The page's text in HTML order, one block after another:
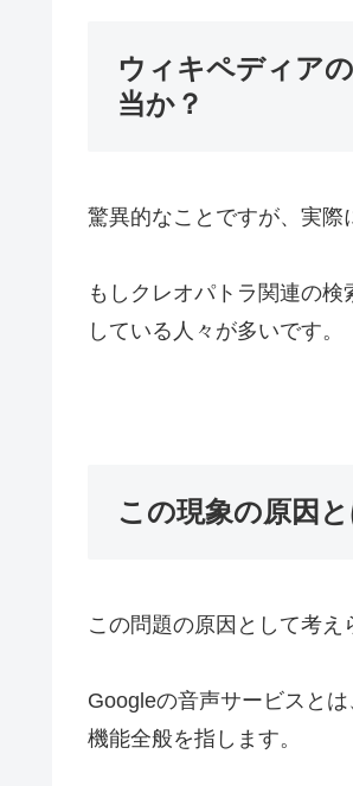
ウィキペディア
当か？
驚異的なことですが、実際
もしクレオパトラ関連の
している人々が多いです。
この現象の原因
この問題の原因として考え
Googleの音声サービスと
機能全般を指します。